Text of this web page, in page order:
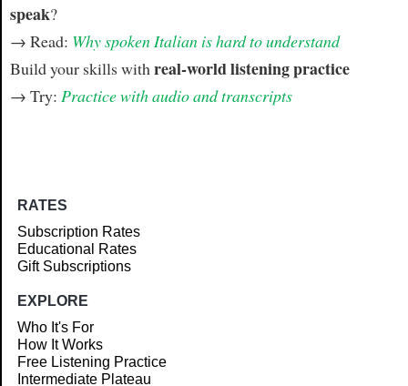
speak?
→ Read: Why spoken Italian is hard to understand
Build your skills with real-world listening practice
→ Try: Practice with audio and transcripts
RATES
Subscription Rates
Educational Rates
Gift Subscriptions
EXPLORE
Who It's For
How It Works
Free Listening Practice
Intermediate Plateau